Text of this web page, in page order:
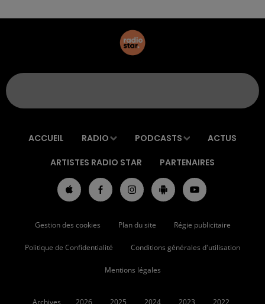
ACCUEIL RADIO PODCASTS ACTUS
ARTISTES RADIO STAR PARTENAIRES
Gestion des cookies Plan du site Régie publicitaire
Politique de Confidentialité Conditions générales d'utilisation
Mentions légales